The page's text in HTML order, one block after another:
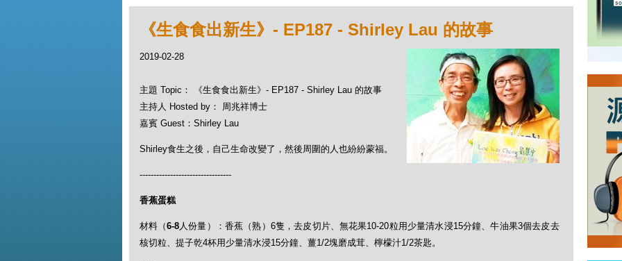
《生食食出新生》- EP187 - Shirley Lau 的故事
2019-02-28
主題 Topic： 《生食食出新生》- EP187 - Shirley Lau 的故事
主持人 Hosted by： 周兆祥博士
嘉賓 Guest：Shirley Lau
Shirley食生之後，自己生命改變了，然後周圍的人也紛紛蒙福。
---------------------------------
香蕉蛋糕
材料（6-8人份量）：香蕉（熟）6隻，去皮切片、無花果10-20粒用少量清水浸15分鐘、牛油果3個去皮去
核切粒、提子乾4杯用少量清水浸15分鐘、薑1/2塊磨成茸、檸檬汁1/2茶匙。